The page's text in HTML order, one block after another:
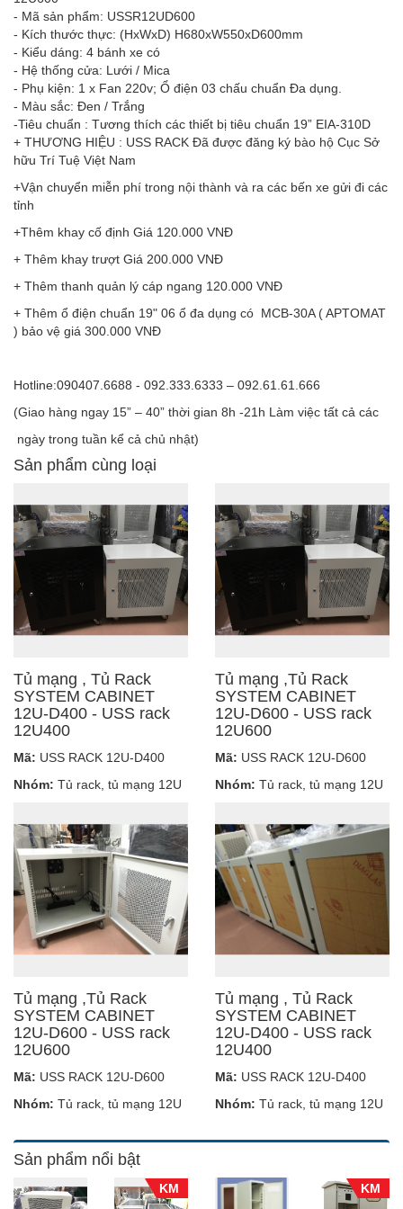
- Mã sản phẩm: USSR12UD600
- Kích thước thực: (HxWxD) H680xW550xD600mm
- Kiểu dáng: 4 bánh xe có
- Hệ thống cửa: Lưới / Mica
- Phụ kiện: 1 x Fan 220v; Ổ điện 03 chấu chuẩn Đa dụng.
- Màu sắc: Đen / Trắng
-Tiêu chuẩn : Tương thích các thiết bị tiêu chuẩn 19” EIA-310D
+ THƯƠNG HIỆU : USS RACK Đã được đăng ký bào hộ Cục Sở
hữu Trí Tuệ Việt Nam
+Vận chuyển miễn phí trong nội thành và ra các bến xe gửi đi các
tỉnh
+Thêm khay cố định Giá 120.000 VNĐ
+ Thêm khay trượt Giá 200.000 VNĐ
+ Thêm thanh quản lý cáp ngang 120.000 VNĐ
+ Thêm ổ điện chuẩn 19" 06 ổ đa dụng có MCB-30A ( APTOMAT
) bảo vệ giá 300.000 VNĐ
Hotline:090407.6688 - 092.333.6333 – 092.61.61.666
(Giao hàng ngay 15” – 40” thời gian 8h -21h Làm việc tất cả các
ngày trong tuần kể cả chủ nhật)
Sản phẩm cùng loại
Tủ mạng , Tủ Rack
SYSTEM CABINET
12U-D400 - USS rack
12U400
Mã: USS RACK 12U-D400
Nhóm: Tủ rack, tủ mạng 12U
Tủ mạng ,Tủ Rack
SYSTEM CABINET
12U-D600 - USS rack
12U600
Mã: USS RACK 12U-D600
Nhóm: Tủ rack, tủ mạng 12U
Tủ mạng ,Tủ Rack
SYSTEM CABINET
12U-D600 - USS rack
12U600
Mã: USS RACK 12U-D600
Nhóm: Tủ rack, tủ mạng 12U
Tủ mạng , Tủ Rack
SYSTEM CABINET
12U-D400 - USS rack
12U400
Mã: USS RACK 12U-D400
Nhóm: Tủ rack, tủ mạng 12U
Sản phẩm nổi bật
KM KM